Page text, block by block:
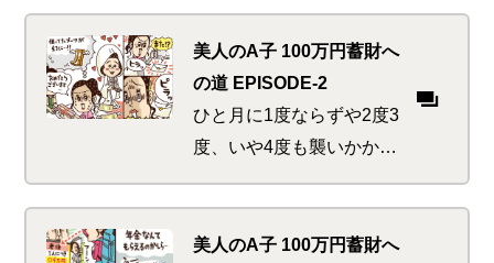
での『始まりの物語』。見
栄と涙と神と日焼けのショ
ートストーリーはコチラ
美人のA子 100万円蓄財へ
の道 EPISODE-2
ひと月に1度ならずや2度3
度、いや4度も襲いかかっ
た「ウエディング・ハリケ
ーン」。お年頃の美人たち
にはいつでも起こりうる危
美人のA子 100万円蓄財へ